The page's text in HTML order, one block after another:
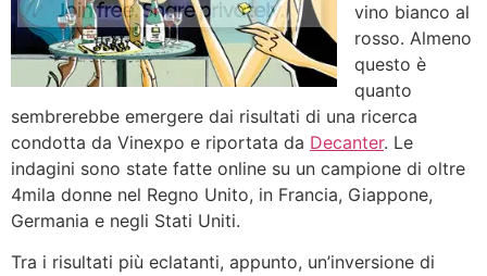
vino bianco al
rosso. Almeno
questo è
quanto
sembrerebbe emergere dai risultati di una ricerca
condotta da Vinexpo e riportata da Decanter. Le
indagini sono state fatte online su un campione di oltre
4mila donne nel Regno Unito, in Francia, Giappone,
Germania e negli Stati Uniti.
Tra i risultati più eclatanti, appunto, un’inversione di